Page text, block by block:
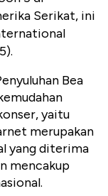
Serikat, ini
Bea
yaitu
merupakan
yang diterima
mencakup